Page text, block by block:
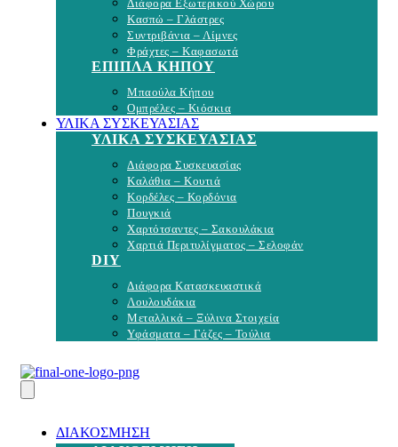
Διάφορα Εξωτερικού Χώρου
Κασπώ – Γλάστρες
Συντριβάνια – Λίμνες
Φράχτες – Καφασωτά
ΕΠΙΠΛΑ ΚΗΠΟΥ
Μπαούλα Κήπου
Ομπρέλες – Κιόσκια
ΥΛΙΚΑ ΣΥΣΚΕΥΑΣΙΑΣ
ΥΛΙΚΑ ΣΥΣΚΕΥΑΣΙΑΣ
Διάφορα Συσκευασίας
Καλάθια – Κουτιά
Κορδέλες – Κορδόνια
Πουγκιά
Χαρτότσαντες – Σακουλάκια
Χαρτιά Περιτυλίγματος – Σελοφάν
DIY
Διάφορα Κατασκευαστικά
Λουλουδάκια
Μεταλλικά – Ξύλινα Στοιχεία
Υφάσματα – Γάζες – Τούλια
ΔΙΑΚΟΣΜΗΣΗ